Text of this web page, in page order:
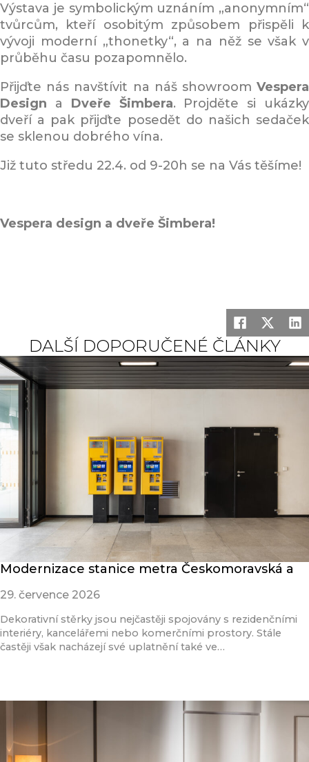
Výstava je symbolickým uznáním „anonymním“
tvůrcům, kteří osobitým způsobem přispěli k
vývoji moderní „thonetky“, a na něž se však v
průběhu času pozapomnělo.
Přijďte nás navštívit na náš showroom Vespera
Design a Dveře Šimbera. Projděte si ukázky
dveří a pak přijďte posedět do našich sedaček
se sklenou dobrého vína.
Již tuto středu 22.4. od 9-20h se na Vás těšíme!
Vespera design a dveře Šimbera!
DALŠÍ DOPORUČENÉ ČLÁNKY
Modernizace stanice metra Českomoravská a
29. července 2026
Dekorativní stěrky jsou nejčastěji spojovány s rezidenčními
interiéry, kancelářemi nebo komerčními prostory. Stále
častěji však nacházejí své uplatnění také ve…